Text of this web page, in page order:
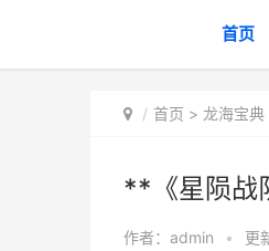
首页
首页 > 龙海宝典
**《星陨战
作者： admin • 更